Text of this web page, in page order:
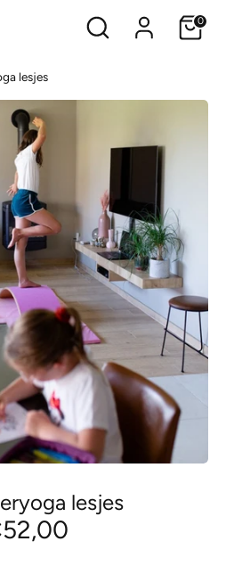
Zoeken 0
lesjes
lesjes